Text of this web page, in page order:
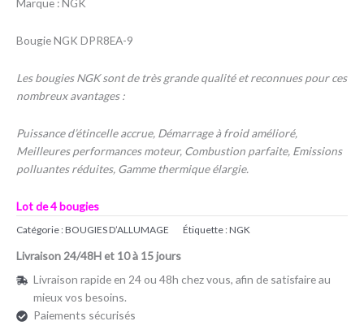
Marque :NGK
Bougie NGK DPR8EA-9
Les bougies NGK sont de très grande qualité et reconnues pour ces
nombreux avantages :
Puissance d’étincelle accrue, Démarrage à froid amélioré,
Meilleures performances moteur, Combustion parfaite, Emissions
polluantes réduites, Gamme thermique élargie.
Lot de 4 bougies
Catégorie :BOUGIES D’ALLUMAGE Étiquette :NGK
Livraison 24/48H et 10 à 15 jours
Livraison rapide en 24 ou 48h chez vous, afin de satisfaire au
mieux vos besoins.
Paiements sécurisés